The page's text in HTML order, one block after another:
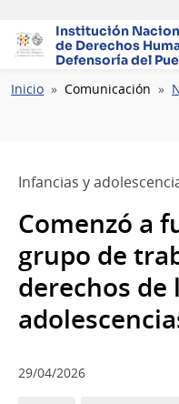
Institución
de Derechos
Defensoría del
Ruta
Inicio Comunicación
Infancias y
Comenzó a
grupo de
derechos de
29/04/2026